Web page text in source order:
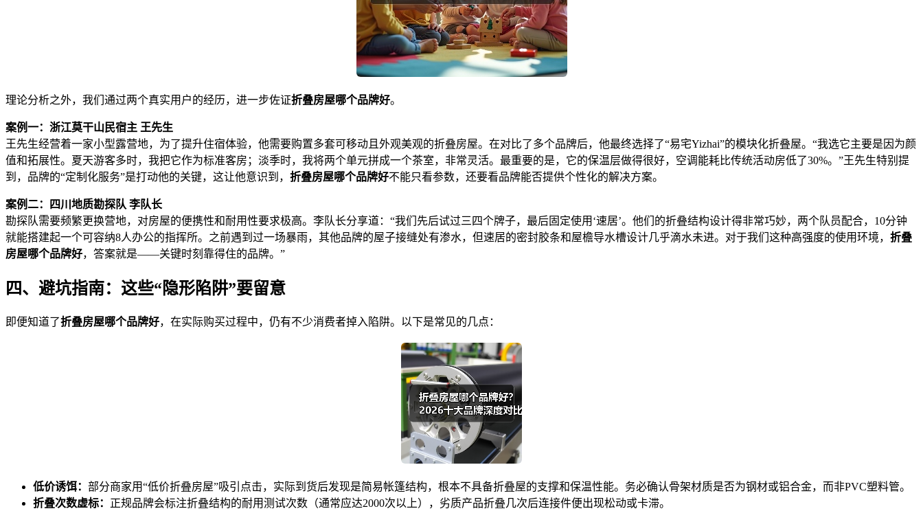
理论分析之外，我们通过两个真实用户的经历，进一步佐证折叠房屋哪个品牌好。
案例一：浙江莫干山民宿主 王先生
王先生经营着一家小型露营地，为了提升住宿体验，他需要购置多套可移动且外观美观的折叠房屋。在对比了多个品牌后，他最终选择了“易宅Yizhai”的模块化折叠屋。“我选它主要是因为颜
值和拓展性。夏天游客多时，我把它作为标准客房；淡季时，我将两个单元拼成一个茶室，非常灵活。最重要的是，它的保温层做得很好，空调能耗比传统活动房低了30%。”王先生特别提
到，品牌的“定制化服务”是打动他的关键，这让他意识到， 折叠房屋哪个品牌好不能只看参数，还要看品牌能否提供个性化的解决方案。
案例二：四川地质勘探队 李队长
勘探队需要频繁更换营地，对房屋的便携性和耐用性要求极高。李队长分享道：“我们先后试过三四个牌子，最后固定使用‘速居’。他们的折叠结构设计得非常巧妙，两个队员配合，10分钟
就能搭建起一个可容纳8人办公的指挥所。之前遇到过一场暴雨，其他品牌的屋子接缝处有渗水，但速居的密封胶条和屋檐导水槽设计几乎滴水未进。对于我们这种高强度的使用环境， 折叠
房屋哪个品牌好，答案就是——关键时刻靠得住的品牌。”
四、避坑指南：这些“隐形陷阱”要留意
即便知道了折叠房屋哪个品牌好，在实际购买过程中，仍有不少消费者掉入陷阱。以下是常见的几点：
低价诱饵： 部分商家用“低价折叠房屋”吸引点击，实际到货后发现是简易帐篷结构，根本不具备折叠屋的支撑和保温性能。务必确认骨架材质是否为钢材或铝合金，而非PVC塑料管。
折叠次数虚标： 正规品牌会标注折叠结构的耐用测试次数（通常应达2000次以上），劣质产品折叠几次后连接件便出现松动或卡滞。